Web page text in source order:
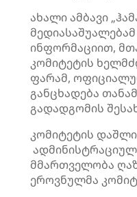
ახალი ამბავი
ინფორმაციით,
კომიტეტის
ფარამ,
განცხადება
გადადგომის
კომიტეტის
მმართველობა
ეროვნულმა